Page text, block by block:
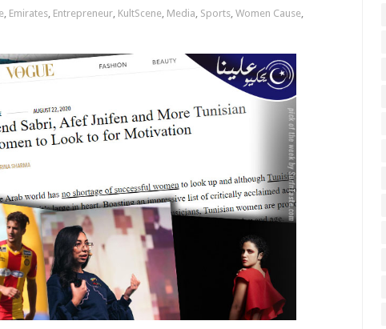
, Emirates, Entrepreneur, KultScene, Media, Sports, Women Cause,